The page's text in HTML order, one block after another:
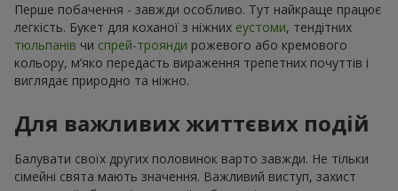
Перше побачення - завжди особливо. Тут найкраще працює
легкість. Букет для коханої з ніжних еустоми, тендітних
тюльпанів чи спрей-троянди рожевого або кремового
кольору, м’яко передасть вираження трепетних почуттів і
виглядає природно та ніжно.
Для важливих життєвих подій
Балувати своїх других половинок варто завжди. Не тільки
сімейні свята мають значення. Важливий виступ, захист